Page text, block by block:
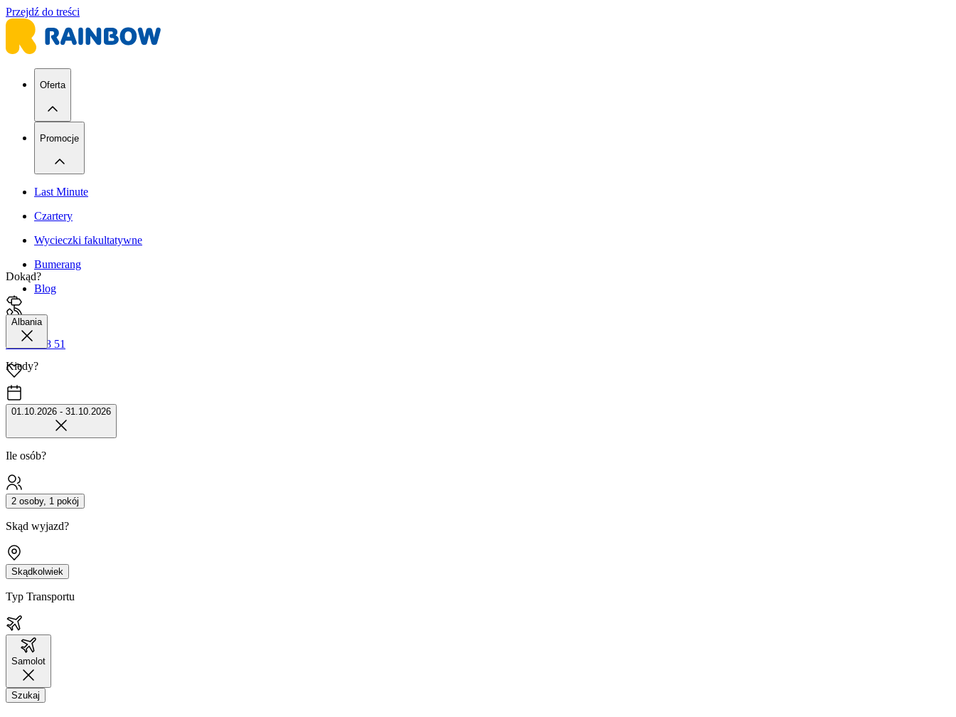
Przejdź do treści
Oferta
Promocje
Last Minute
Czartery
Wycieczki fakultatywne
Bumerang
Blog
42 680 38 51
Dokąd?
Albania
Kiedy?
01.10.2026 - 31.10.2026
Ile osób?
2 osoby, 1 pokój
Skąd wyjazd?
Skądkolwiek
Typ Transportu
Samolot
Szukaj